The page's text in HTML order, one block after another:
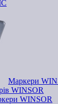
Маркери
WINSOR
WINSOR